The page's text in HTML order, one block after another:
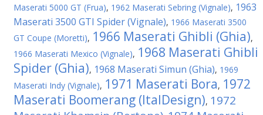
Maserati 5000 GT (Frua), 1962 Maserati Sebring (Vignale), 1963
Maserati 3500 GTI Spider (Vignale), 1966 Maserati 3500
GT Coupe (Moretti), 1966 Maserati Ghibli (Ghia),
1966 Maserati Mexico (Vignale), 1968 Maserati Ghibli
Spider (Ghia), 1968 Maserati Simun (Ghia), 1969
Maserati Indy (Vignale), 1971 Maserati Bora, 1972
Maserati Boomerang (ItalDesign), 1972